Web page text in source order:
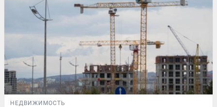
НЕДВИЖИМОСТЬ